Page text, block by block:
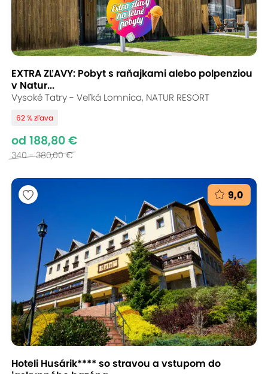
EXTRA ZĽAVY: Pobyt s raňajkami alebo polpenziou
v Natur...
Vysoké Tatry - Veľká Lomnica, NATUR RESORT
62 % zľava
od 188,80 €
340 - 380,00 €
9,0
Hoteli Husárik**** so stravou a vstupom do